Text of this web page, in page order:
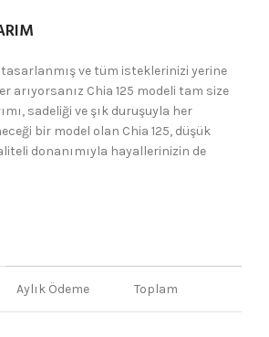
tasarlanmış ve tüm isteklerinizi yerine
arıyorsanız Chia 125 modeli tam size
sadeliği ve şık duruşuyla her
bir model olan Chia 125, düşük
donanımıyla hayallerinizin de
Aylık Ödeme Toplam